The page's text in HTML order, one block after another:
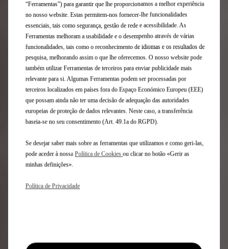
oito designers, incluíndo Thebe Magugu, Maria Boyarovskaya e
Mossi Traore.
THEBE MAGUGU X DS X E-TENSE
Thebe Magugu estudou design, moda e fotografia na
prestigiada escola de moda LISOF em Joanesburgo.
Lançou a sua marca em 2015, depois de ter trabalhado
para várias casas de moda e estilistas. Cria a sua roupa
moderna com um splash africano, utilizando técnicas
locais de tecelagem dos tecidos durante o fabrico.
BOYAROVSKAYA X DS AERO SPORT LOUNGE
Boyarovskaya é uma marca de moda feminina com sede
em Paris fundada por Maria Boyarovskaya e Artem
Kononenko em 2016. Desconstruindo códigos de alta
vezes biodegradáveis. Os seus designs são
mesmo tempo. A primeira é uma escola de costura que
“Ferramentas”) para garantir que lhe proporcionamos a melhor experiência
no nosso website. Estas permitem-nos fornecer-lhe funcionalidades
essenciais, tais como segurança, gestão de rede e acessibilidade. As
Ferramentas melhoram a usabilidade e o desempenho através de várias
funcionalidades, tais como o reconhecimento de idiomas e os resultados de
pesquisa, melhorando assim o que lhe oferecemos. O nosso website pode
também utilizar Ferramentas de terceiros para enviar publicidade mais
relevante para si. Algumas Ferramentas podem ser processadas por
terceiros localizados em países fora do Espaço Económico Europeu (EEE)
que possam ainda não ter uma decisão de adequação das autoridades
europeias de proteção de dados relevantes. Neste caso, a transferência
baseia-se no seu consentimento (Art. 49.1a do RGPD).
Se desejar saber mais sobre as ferramentas que utilizamos e como geri-las,
pode aceder à nossa Política de Cookies ou clicar no botão «Gerir as
minhas definições».
Política de Privacidade